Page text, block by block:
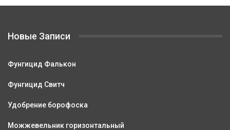
Новые Записи
Фунгицид Фалькон
Фунгицид Свитч
Удобрение борофоска
Можжевельник горизонтальный